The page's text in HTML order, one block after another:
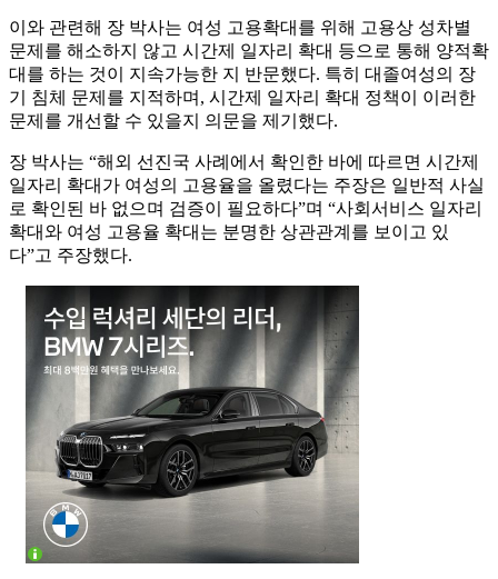
이와 관련해 장 박사는 여성 고용확대를 위해 고용상 성차별
문제를 해소하지 않고 시간제 일자리 확대 등으로 통해 양적확
대를 하는 것이 지속가능한 지 반문했다. 특히 대졸여성의 장
기 침체 문제를 지적하며, 시간제 일자리 확대 정책이 이러한
문제를 개선할 수 있을지 의문을 제기했다.
장 박사는 “해외 선진국 사례에서 확인한 바에 따르면 시간제
일자리 확대가 여성의 고용율을 올렸다는 주장은 일반적 사실
로 확인된 바 없으며 검증이 필요하다”며 “사회서비스 일자리
확대와 여성 고용율 확대는 분명한 상관관계를 보이고 있
다”고 주장했다.